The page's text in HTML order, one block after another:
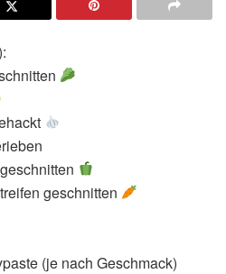
geschnitten
(je nach Geschmack)